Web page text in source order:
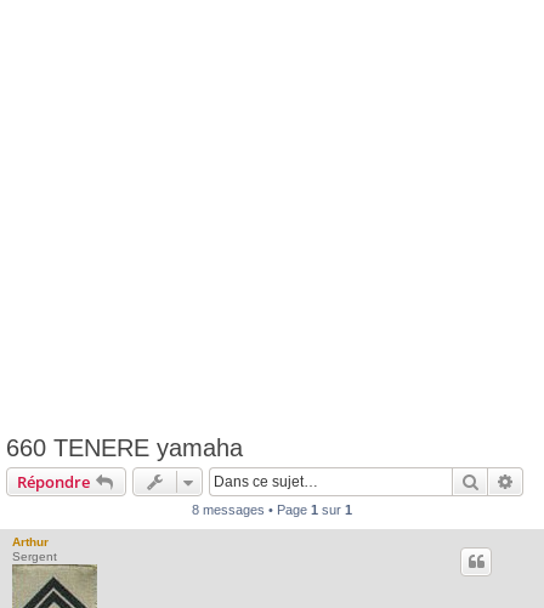
660 TENERE yamaha
Répondre
8 messages • Page 1 sur 1
Arthur
Sergent